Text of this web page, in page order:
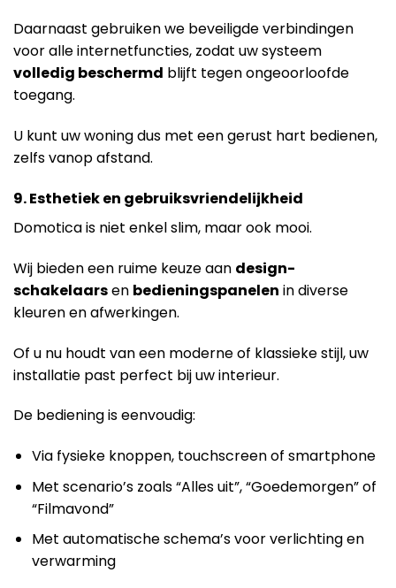
Daarnaast gebruiken we beveiligde verbindingen
voor alle internetfuncties, zodat uw systeem
volledig beschermd blijft tegen ongeoorloofde
toegang.
U kunt uw woning dus met een gerust hart bedienen,
zelfs vanop afstand.
9. Esthetiek en gebruiksvriendelijkheid
Domotica is niet enkel slim, maar ook mooi.
Wij bieden een ruime keuze aan design-
schakelaarsen bedieningspanelen in diverse
kleuren en afwerkingen.
Of u nu houdt van een moderne of klassieke stijl, uw
installatie past perfect bij uw interieur.
De bediening is eenvoudig:
Via fysieke knoppen, touchscreen of smartphone
Met scenario’s zoals “Alles uit”, “Goedemorgen” of
“Filmavond”
Met automatische schema’s voor verlichting en
verwarming